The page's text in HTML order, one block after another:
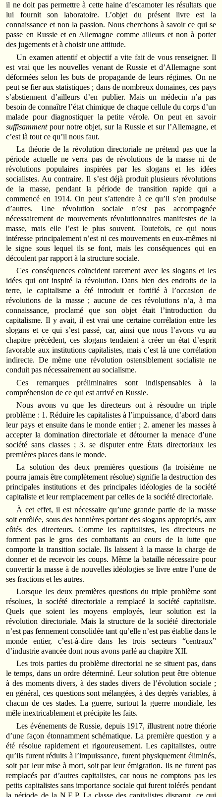
il ne doit pas permettre à cette haine d’escamoter les résultats que
lui fournit son laboratoire. L’objet du présent livre est la
connaissance et non la passion. Nous cherchons à savoir ce qui se
passe en Russie et en Allemagne comme ailleurs et non à porter
des jugements et à choisir une attitude.
Un examen attentif et objectif a vite fait de vous renseigner. Il
est vrai que les nouvelles venant de Russie et d’Allemagne sont
déformées selon les buts de propagande de leurs régimes. On ne
peut se fier aux statistiques ; dans de nombreux domaines, ces pays
s’abstiennent d’ailleurs d’en publier. Mais un médecin n’a pas
besoin de connaître l’état chimique de chaque cellule du corps d’un
malade pour diagnostiquer la petite vérole. On peut en savoir
suffisammentpour notre objet, sur la Russie et sur l’Allemagne, et
c’est là tout ce qu’il nous faut.
La théorie de la révolution directoriale ne prétend pas que la
période actuelle ne verra pas de révolutions de la masse ni de
révolutions populaires inspirées par les slogans et les idées
socialistes. Au contraire. Il s’est déjà produit plusieurs révolutions
de la masse, pendant la période de transition rapide qui a
commencé en 1914. On peut s’attendre à ce qu’il s’en produise
d’autres. Une révolution sociale n’est pas accompagnée
nécessairement de mouvements révolutionnaires manifestes de la
masse, mais elle l’est le plus souvent. Toutefois, ce qui nous
intéresse principalement n’est ni ces mouvements en eux-mêmes ni
le signe sous lequel ils se font, mais les conséquences qui en
découlent par rapport à la structure sociale.
Ces conséquences coïncident rarement avec les slogans et les
idées qui ont inspiré la révolution. Dans bien des endroits de la
terre, le capitalisme a été introduit et fortifié à l’occasion de
révolutions de la masse ; aucune de ces révolutions n’a, à ma
connaissance, proclamé que son objet était l’introduction du
capitalisme. Il y avait, il est vrai une certaine corrélation entre les
slogans et ce qui s’est passé, car, ainsi que nous l’avons vu au
chapitre précédent, ces slogans tendaient à créer un état d’esprit
favorable aux institutions capitalistes, mais c’est là une corrélation
indirecte. De même une révolution ostensiblement socialiste ne
conduit pas nécessairement au socialisme.
Ces remarques préliminaires sont indispensables à la
compréhension de ce qui est arrivé en Russie.
Nous avons vu que les directeurs ont à résoudre un triple
problème : 1. Réduire les capitalistes à l’impuissance, d’abord dans
leur pays et ensuite dans le monde entier ; 2. amener les masses à
accepter la domination directoriale et détourner la menace d’une
société sans classes ; 3. se disputer entre États directoriaux les
premières places dans le monde.
La solution des deux premières questions (la troisième ne
pourra jamais être complètement résolue) signifie la destruction des
principales institutions et des principales idéologies de la société
capitaliste et leur remplacement par celles de la société directoriale.
À cet effet, il est nécessaire qu’une grande partie de la masse
soit enrôlée, sous des bannières portant des slogans appropriés, aux
côtés des directeurs. Comme les capitalistes, les directeurs ne
forment pas le gros des combattants au cours de la lutte que
comporte la transition sociale. Ils laissent à la masse la charge de
donner et de recevoir les coups. Même la bataille nécessaire pour
convertir la masse à de nouvelles idéologies se livre entre l’une de
ses fractions et les autres.
Lorsque les deux premières questions du triple problème sont
résolues, la société directoriale a remplacé la société capitaliste.
Quels que soient les moyens employés, leur solution est la
révolution directoriale. Mais la structure de la société directoriale
n’est pas fermement consolidée tant qu’elle n’est pas établie dans le
monde entier, c’est-à-dire dans les trois secteurs “centraux”
d’industrie avancée dont nous avons parlé au chapitre XII.
Les trois parties du problème directorial ne se situent pas, dans
le temps, dans un ordre déterminé. Leur solution peut être obtenue
à des moments divers, à des stades divers de l’évolution sociale ;
en général, ces questions sont mélangées, à des degrés variables, à
chacun de ces stades. La guerre, surtout la guerre mondiale, les
mêle inextricablement et précipite les faits.
Les événements de Russie, depuis 1917, illustrent notre théorie
d’une façon étonnamment schématique. La première question y a
été résolue rapidement et rigoureusement. Les capitalistes, outre
qu’ils furent réduits à l’impuissance, furent physiquement éliminés,
soit par leur mise à mort, soit par leur émigration. Ils ne furent pas
remplacés par d’autres capitalistes, car nous ne comptons pas les
petits capitalistes sans importance sociale qui furent tolérés pendant
la période de la N.E.P. La classe des capitalistes disparut, ce qui